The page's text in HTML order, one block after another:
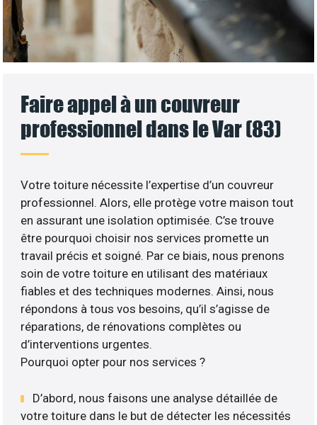
Faire appel à un couvreur
professionnel dans le Var (83)
Votre toiture nécessite l’expertise d’un couvreur
professionnel. Alors, elle protège votre maison tout
en assurant une isolation optimisée. C’se trouve
être pourquoi choisir nos services promette un
travail précis et soigné. Par ce biais, nous prenons
soin de votre toiture en utilisant des matériaux
fiables et des techniques modernes. Ainsi, nous
répondons à tous vos besoins, qu’il s’agisse de
réparations, de rénovations complètes ou
d’interventions urgentes.
Pourquoi opter pour nos services ?
D’abord, nous faisons une analyse détaillée de
votre toiture dans le but de détecter les nécessités